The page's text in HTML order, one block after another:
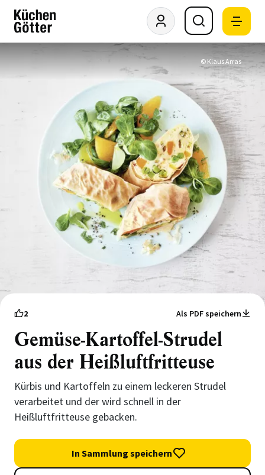
© Klaus Arras
2 Als PDF speichern
Gemüse-Kartoffel-Strudel
aus der Heißluftfritteuse
Kürbis und Kartoffeln zu einem leckeren Strudel
verarbeitet und der wird schnell in der
Heißluftfritteuse gebacken.
In Sammlung speichern